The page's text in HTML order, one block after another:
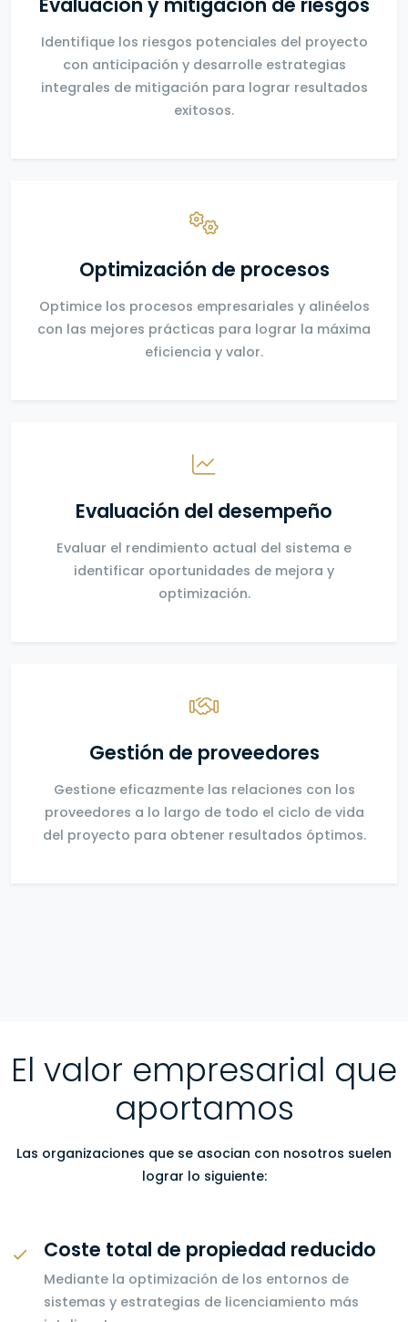
Identifique los riesgos potenciales del proyecto
con anticipación y desarrolle estrategias
integrales de mitigación para lograr resultados
exitosos.
Optimización de procesos
Optimice los procesos empresariales y alinéelos
con las mejores prácticas para lograr la máxima
eficiencia y valor.
Evaluación del desempeño
Evaluar el rendimiento actual del sistema e
identificar oportunidades de mejora y
optimización.
Gestión de proveedores
Gestione eficazmente las relaciones con los
proveedores a lo largo de todo el ciclo de vida
del proyecto para obtener resultados óptimos.
El valor empresarial que
aportamos
Las organizaciones que se asocian con nosotros suelen
lograr lo siguiente:
Coste total de propiedad reducido
Mediante la optimización de los entornos de
sistemas y estrategias de licenciamiento más